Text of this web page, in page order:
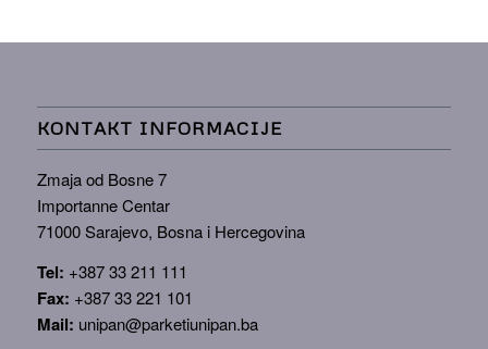
KONTAKT INFORMACIJE
Zmaja od Bosne 7
Importanne Centar
71000 Sarajevo, Bosna i Hercegovina
Tel: +387 33 211 111
Fax: +387 33 221 101
Mail: unipan@parketiunipan.ba